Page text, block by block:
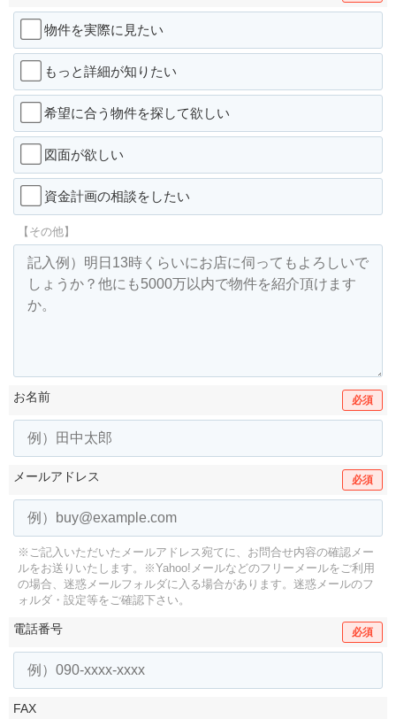
物件を実際に見たい
もっと詳細が知りたい
希望に合う物件を探して欲しい
図面が欲しい
資金計画の相談をしたい
【その他】
お名前 必須
メールアドレス 必須
※ご記入いただいたメールアドレス宛てに、お問合せ内容の確認メー
ルをお送りいたします。
※Yahoo!メールなどのフリーメールをご利用
の場合、迷惑メールフォルダに入る場合があります。 迷惑メールのフ
ォルダ・設定等をご確認下さい。
電話番号 必須
FAX